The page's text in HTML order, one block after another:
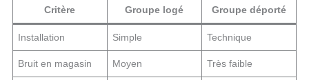
Critère Groupe logé Groupe déporté
Installation Simple Technique
Bruit en magasin Moyen Très faible